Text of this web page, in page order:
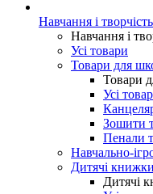
Навчання і творчість
Навчання і
Усі товари
Товари для
Товари
Усі
Зошити
Пенали
Навчально-
Дитячі книжки
Дитячі